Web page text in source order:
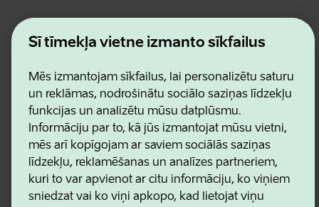
Šī tīmekļa vietne izmanto sīkfailus
Mēs izmantojam sīkfailus, lai personalizētu saturu
un reklāmas, nodrošinātu sociālo saziņas līdzekļu
funkcijas un analizētu mūsu datplūsmu.
Informāciju par to, kā jūs izmantojat mūsu vietni,
mēs arī kopīgojam ar saviem sociālās saziņas
līdzekļu, reklamēšanas un analīzes partneriem,
kuri to var apvienot ar citu informāciju, ko viņiem
sniedzat vai ko viņi apkopo, kad lietojat viņu
Kontakti
Lietošanas noteikumi
Sīkdatņu un konfidencialitātes politika